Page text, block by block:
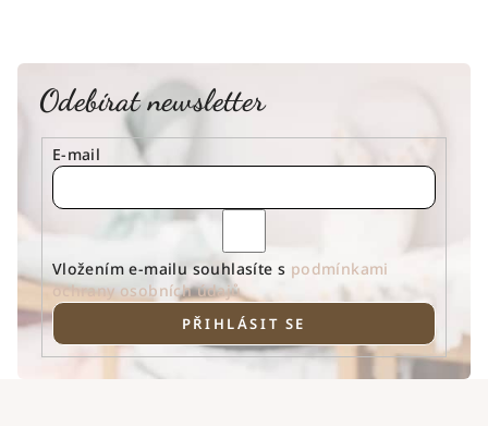
Odebírat newsletter
E-mail
Vložením e-mailu souhlasíte s podmínkami
ochrany osobních údajů
PŘIHLÁSIT SE